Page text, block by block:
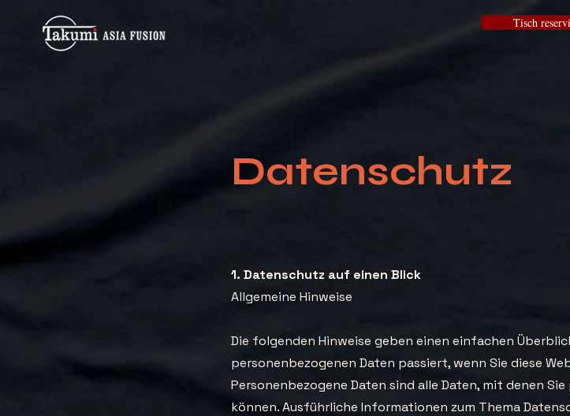
Tisch
Datenschutz
1. Datenschutz auf einen Blick
Allgemeine Hinweise
Die folgenden Hinweise geben einen einfachen
personenbezogenen Daten passiert, wenn Sie diese
Personenbezogene Daten sind alle Daten, mit denen
können. Ausführliche Informationen zum Thema